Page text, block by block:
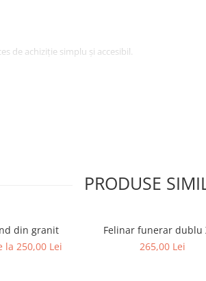
de achiziție simplu și accesibil.
PRODUSE
din granit
la 250,00 Lei
Felinar funerar dublu
265,00 Lei